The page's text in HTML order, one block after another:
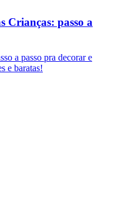
Crianças: passo a
a passo pra decorar e
e baratas!